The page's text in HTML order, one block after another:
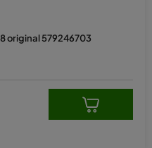
original 579246703